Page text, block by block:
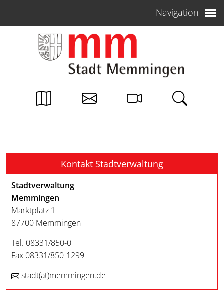
Navigation
Kontakt Stadtverwaltung
Stadtverwaltung
Memmingen
Marktplatz 1
87700 Memmingen
Tel. 08331/850-0
Fax 08331/850-1299
stadt(at)memmingen.de